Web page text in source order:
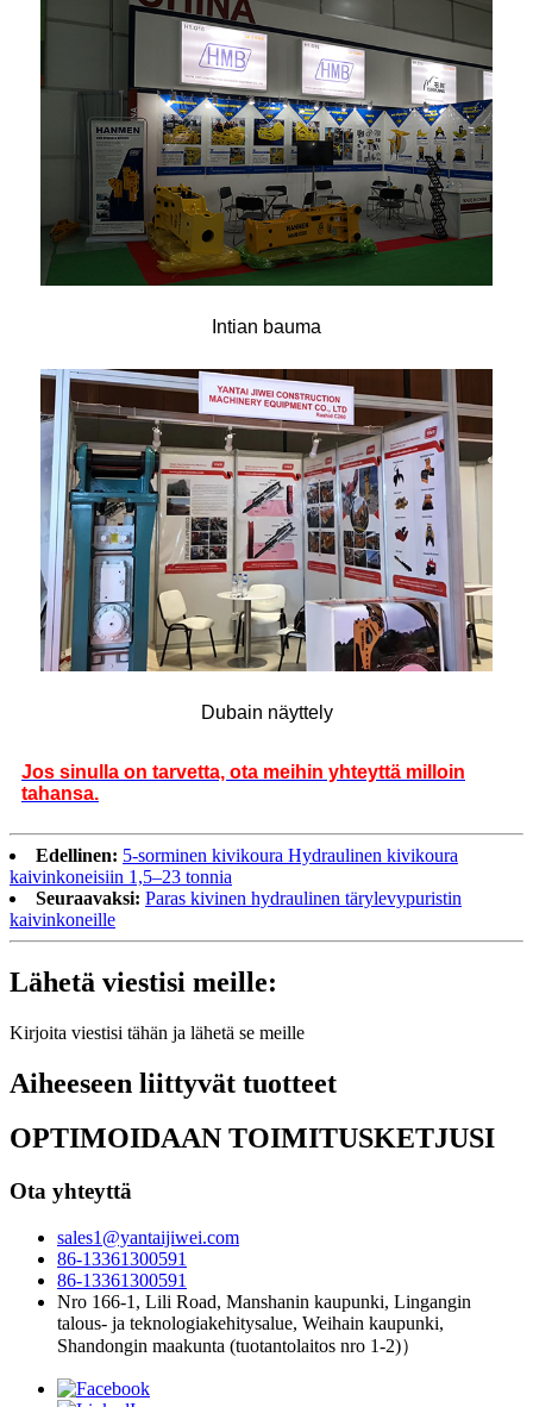
Intian bauma
Dubain näyttely
Jos sinulla on tarvetta, ota meihin yhteyttä milloin
tahansa.
Edellinen: 5-sorminen kivikoura Hydraulinen kivikoura
kaivinkoneisiin 1,5–23 tonnia
Seuraavaksi: Paras kivinen hydraulinen tärylevypuristin
kaivinkoneille
Lähetä viestisi meille:
Kirjoita viestisi tähän ja lähetä se meille
Aiheeseen liittyvät tuotteet
OPTIMOIDAAN TOIMITUSKETJUSI
Ota yhteyttä
sales1@yantaijiwei.com
86-13361300591
86-13361300591
Nro 166-1, Lili Road, Manshanin kaupunki, Lingangin
talous- ja teknologiakehitysalue, Weihain kaupunki,
Shandongin maakunta (tuotantolaitos nro 1-2)）